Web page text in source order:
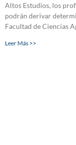
Altos Estudios, los
podrán derivar
Facultad de Ciencias
Leer Más >>